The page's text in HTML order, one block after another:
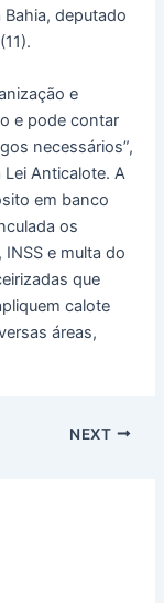
deputado
e
e pode contar
necessários”,
Anticalote. A
em banco
os
e multa do
que
calote
áreas,
NEXT